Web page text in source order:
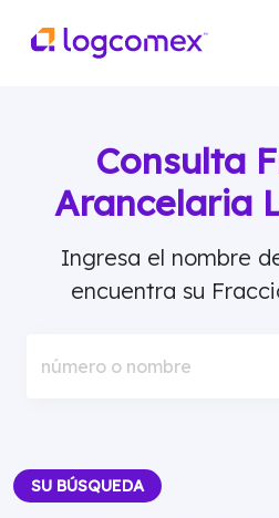
Consulta
Arancelaria
Ingresa el nombre
encuentra su
número o nombre
SU BÚSQUEDA